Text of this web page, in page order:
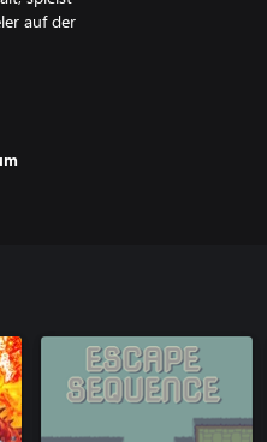
auf der
für
+